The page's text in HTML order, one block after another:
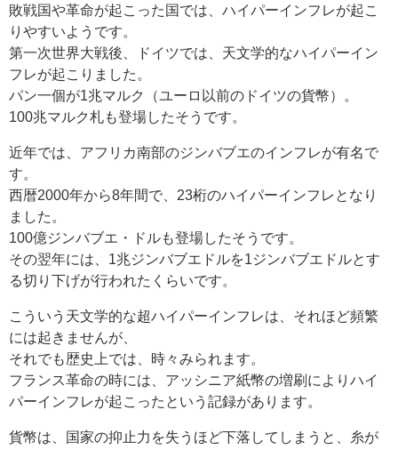
敗戦国や革命が起こった国では、ハイパーインフレが起こ
りやすいようです。
第一次世界大戦後、ドイツでは、天文学的なハイパーイン
フレが起こりました。
パン一個が1兆マルク（ユーロ以前のドイツの貨幣）。
100兆マルク札も登場したそうです。
近年では、アフリカ南部のジンバブエのインフレが有名で
す。
西暦2000年から8年間で、23桁のハイパーインフレとなり
ました。
100億ジンバブエ・ドルも登場したそうです。
その翌年には、1兆ジンバブエドルを1ジンバブエドルとす
る切り下げが行われたくらいです。
こういう天文学的な超ハイパーインフレは、それほど頻繁
には起きませんが、
それでも歴史上では、時々みられます。
フランス革命の時には、アッシニア紙幣の増刷によりハイ
パーインフレが起こったという記録があります。
貨幣は、国家の抑止力を失うほど下落してしまうと、糸が